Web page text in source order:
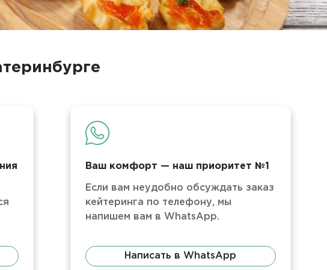
Ваш комфорт — наш приоритет №1
Если вам неудобно обсуждать заказ
кейтеринга по телефону, мы
напишем вам в WhatsApp.
Написать в WhatsApp